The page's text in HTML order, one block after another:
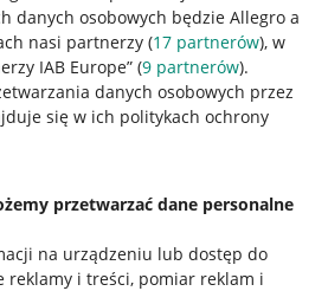
danych osobowych będzie Allegro a
nasi partnerzy (17 partnerów), w
IAB Europe” (9 partnerów).
danych osobowych przez
się w ich politykach ochrony
przetwarzać dane personalne
na urządzeniu lub dostęp do
reklamy i treści, pomiar reklam i